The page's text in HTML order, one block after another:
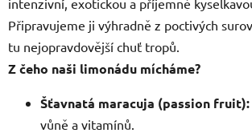
intenzivní, exotickou a příjemně
Připravujeme ji výhradně z poctivých
tu nejopravdovější chuť tropů.
Z čeho naši limonádu mícháme?
Šťavnatá maracuja (passion fruit):
vůně a vitamínů.